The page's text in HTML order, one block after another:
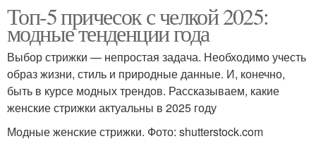
Топ-5 причесок с челкой 2025:
модные тенденции года
Выбор стрижки — непростая задача. Необходимо учесть
образ жизни, стиль и природные данные. И, конечно,
быть в курсе модных трендов. Рассказываем, какие
женские стрижки актуальны в 2025 году
Модные женские стрижки. Фото: shutterstock.com